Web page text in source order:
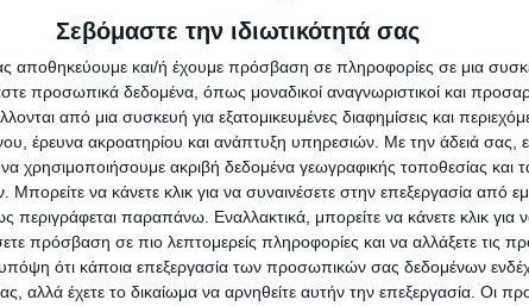
Σεβόμαστε την ιδιωτικότητά σας
αποθηκεύουμε και/ή έχουμε πρόσβαση σε πληροφορίες σε μια
προσωπικά δεδομένα, όπως μοναδικοί αναγνωριστικοί και
από μια συσκευή για εξατομικευμένες διαφημίσεις και
έρευνα ακροατηρίου και ανάπτυξη υπηρεσιών. Με την άδειά σας,
να χρησιμοποιήσουμε ακριβή δεδομένα γεωγραφικής τοποθεσίας και
να κάνετε κλικ για να συναινέσετε στην επεξεργασία από
παραπάνω. Εναλλακτικά, μπορείτε να κάνετε κλικ για
πρόσβαση σε πιο λεπτομερείς πληροφορίες και να αλλάξετε τις
ότι κάποια επεξεργασία των προσωπικών σας δεδομένων
αλλά έχετε το δικαίωμα να αρνηθείτε αυτήν την επεξεργασία. Οι